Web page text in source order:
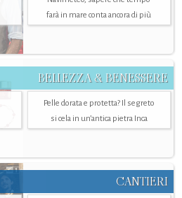
farà in mare conta ancora di più
BELLEZZA & BENESSERE
Pelle dorata e protetta? Il segreto
si cela in un’antica pietra Inca
CANTIERI